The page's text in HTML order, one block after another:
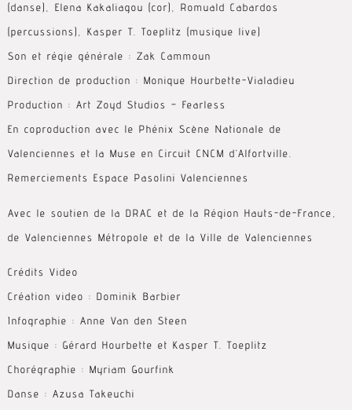
(danse), Elena Kakaliagou (cor), Romuald Cabardos
(percussions), Kasper T. Toeplitz (musique live)
Son et régie générale : Zak Cammoun
Direction de production : Monique Hourbette-Vialadieu
Production : Art Zoyd Studios – Fearless
En coproduction avec le Phénix Scène Nationale de
Valenciennes et la Muse en Circuit CNCM d’Alfortville.
Remerciements Espace Pasolini Valenciennes
Avec le soutien de la DRAC et de la Région Hauts-de-France,
de Valenciennes Métropole et de la Ville de Valenciennes
Crédits Video
Création video : Dominik Barbier
Infographie : Anne Van den Steen
Musique : Gérard Hourbette et Kasper T. Toeplitz
Chorégraphie : Myriam Gourfink
Danse : Azusa Takeuchi